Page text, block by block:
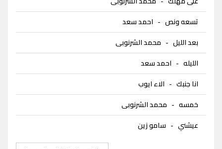
تسعه ونص - احمد سعد
بعد الليل - محمد الشرنوبى
الليله - احمد سعد
انا جنبك - الاء ايوب
خمسه - محمد الشرنوبى
عيشني - سامو زين